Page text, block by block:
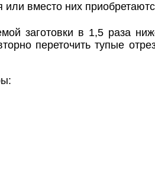
или вместо них
заготовки в 1,5 раза
переточить тупые